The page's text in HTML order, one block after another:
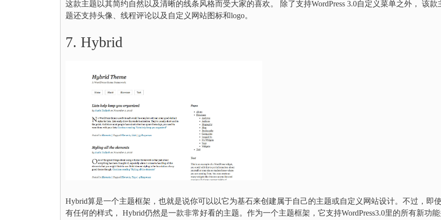
这款主题以其简约自然以及清晰的线条风格而受大家的喜欢。 除了支持WordPress 3.0自定义菜单之外， 该款
题还支持头像、线程评论以及自定义网站图标和logo。
7. Hybrid
Hybrid算是一个主题框架，也就是说你可以以它为基石来创建属于自己的主题或自定义网站设计。不过，即
有任何的样式， Hybrid仍然是一款非常好看的主题。作为一个主题框架，它支持WordPress3.0里的所有新功